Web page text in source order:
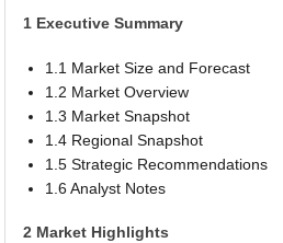
1 Executive Summary
1.1 Market Size and Forecast
1.2 Market Overview
1.3 Market Snapshot
1.4 Regional Snapshot
1.5 Strategic Recommendations
1.6 Analyst Notes
2 Market Highlights